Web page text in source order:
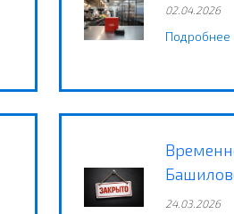
02.04.2026
Подробнее
24.03.2026